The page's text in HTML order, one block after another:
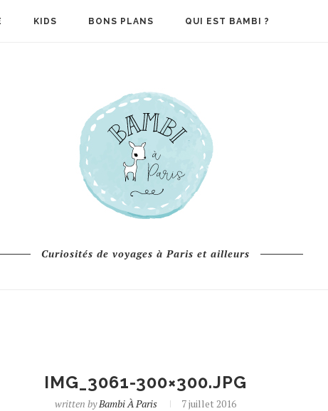
KIDS BONS PLANS QUI EST BAMBI ?
Curiosités de voyages à Paris et ailleurs
IMG_3061-300×300.JPG
written byBambi À Paris 7 juillet 2016